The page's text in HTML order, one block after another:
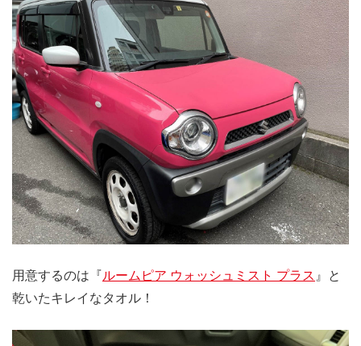
用意するのは『ルームピア ウォッシュミスト プラス 』と
乾いたキレイなタオル！